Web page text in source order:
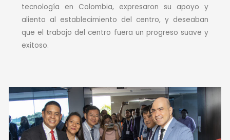
tecnología en Colombia, expresaron su apoyo y
aliento al establecimiento del centro, y deseaban
que el trabajo del centro fuera un progreso suave y
exitoso.